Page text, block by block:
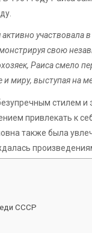
свою
Раиса смело
и миру, выступая на
стилем и
привлекать к
также была
СССР